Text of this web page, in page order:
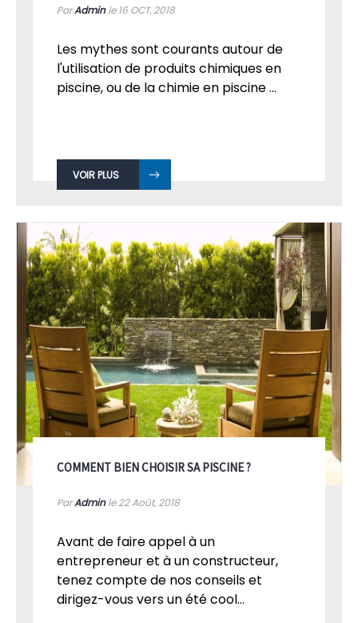
ParAdminle 16 OCT, 2018
Les mythes sont courants autour de
l'utilisation de produits chimiques en
piscine, ou de la chimie en piscine ...
VOIR PLUS
COMMENT BIEN CHOISIR SA PISCINE ?
ParAdminle 22Août, 2018
Avant de faire appel à un
entrepreneur et à un constructeur,
tenez compte de nos conseils et
dirigez-vous vers un été cool...